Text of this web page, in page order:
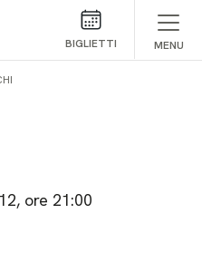
BIGLIETTI MENU
ore 21:00